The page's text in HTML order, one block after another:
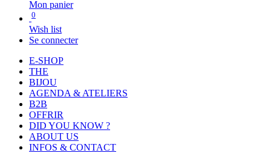
Mon panier
0
Wish list
Se connecter
E-SHOP
THE
BIJOU
AGENDA & ATELIERS
B2B
OFFRIR
DID YOU KNOW ?
ABOUT US
INFOS & CONTACT